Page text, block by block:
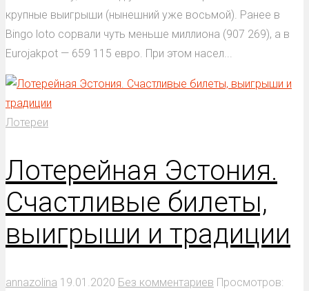
крупные выигрыши (нынешний уже восьмой). Ранее в
Bingo loto сорвали чуть меньше миллиона (907 269), а в
Eurojakpot — 659 115 евро. При этом насел...
Лотереи
Лотерейная Эстония.
Счастливые билеты,
выигрыши и традиции
annazolina 19.01.2020 Без комментариев Просмотров: